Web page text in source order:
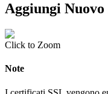
Aggiungi
Click to Zoom
Note